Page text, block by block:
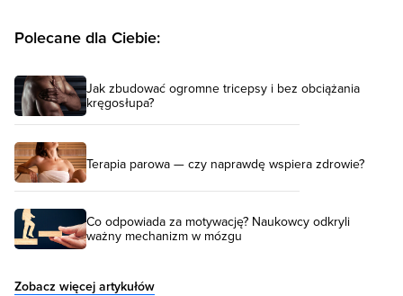
Polecane dla Ciebie:
Jak zbudować ogromne tricepsy i bez obciążania
kręgosłupa?
Terapia parowa — czy naprawdę wspiera zdrowie?
Co odpowiada za motywację? Naukowcy odkryli
ważny mechanizm w mózgu
Zobacz więcej artykułów